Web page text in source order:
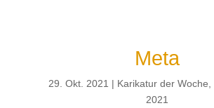
Meta
29. Okt. 2021 Karikatur der Woche
2021